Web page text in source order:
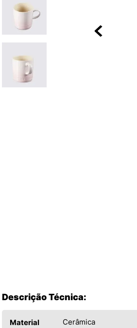
Descrição Técnica:
Material Cerâmica